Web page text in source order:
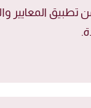
المعايير